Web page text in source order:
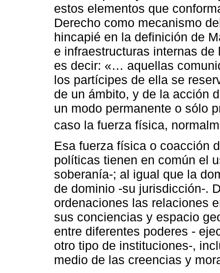
estos elementos que
Derecho como mecanismo
hincapié en la definición de
e infraestructuras internas
es decir: «… aquellas
los partícipes de ella se
de un ámbito, y de la acción
un modo permanente o sólo
caso la fuerza física,
Esa fuerza física o coacción
políticas tienen en común el
soberanía-; al igual que la
de dominio -su jurisdicción-.
ordenaciones las relaciones
sus conciencias y espacio
entre diferentes poderes -
otro tipo de instituciones-,
medio de las creencias y